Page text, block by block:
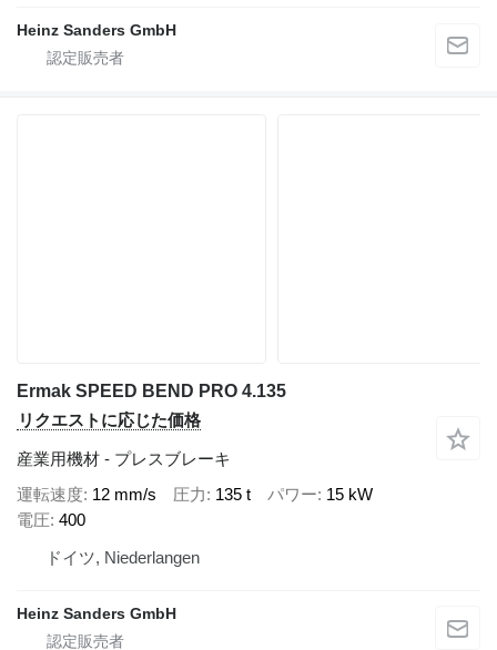
Heinz Sanders GmbH
Ermak SPEED BEND PRO 4.135
リクエストに応じた価格
産業用機材 - プレスブレーキ
運転速度 12 mm/s 圧力 135 t パワー 15 kW
電圧 400
ドイツ, Niederlangen
Heinz Sanders GmbH